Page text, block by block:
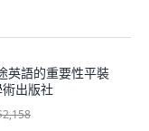
英語的重要性平裝
出版社